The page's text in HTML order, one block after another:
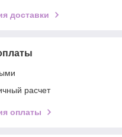
доставки
расчет
оплаты